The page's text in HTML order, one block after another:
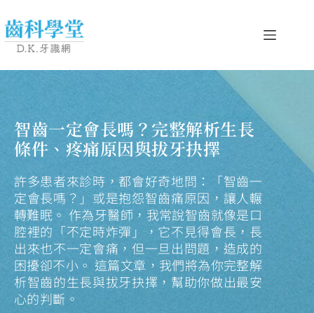
智齒一定會長嗎？完整解析生長
條件、疼痛原因與拔牙抉擇
許多患者來診時，都會好奇地問：「智齒一
定會長嗎？」或是抱怨智齒痛原因，讓人輾
轉難眠。 作為牙醫師，我常說智齒就像是口
腔裡的「不定時炸彈」，它不見得會長，長
出來也不一定會痛，但一旦出問題，造成的
困擾卻不小。 這篇文章，我們將為你完整解
析智齒的生長與拔牙抉擇，幫助你做出最安
心的判斷。